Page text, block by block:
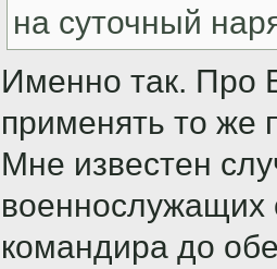
на суточный
Именно так. Про
применять то же
Мне известен
военнослужащих
командира до